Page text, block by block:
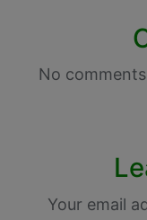
No
Your email